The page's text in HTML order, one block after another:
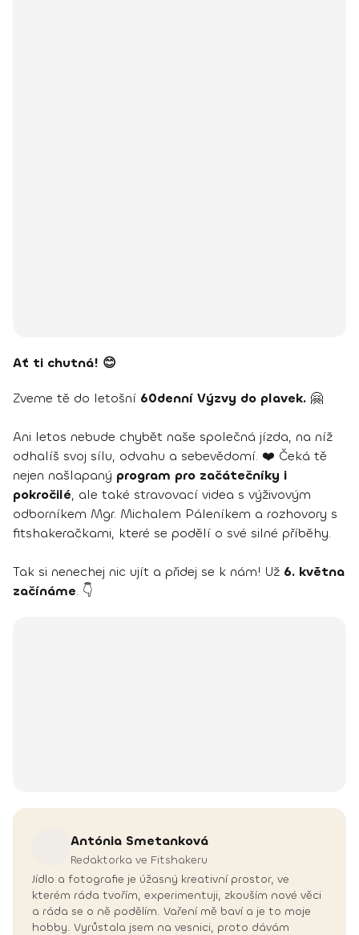
Ať ti chutná! 😊
Zveme tě do letošní 60denní Výzvy do plavek. 🤗
Ani letos nebude chybět naše společná jízda, na níž
odhalíš svoj sílu, odvahu a sebevědomí. ❤️ Čeká tě
nejen našlapaný program pro začátečníky i
pokročilé, ale také stravovací videa s výživovým
odborníkem Mgr. Michalem Páleníkem a rozhovory s
fitshakeračkami, které se podělí o své silné příběhy.
Tak si nenechej nic ujít a přidej se k nám! Už 6. května
začínáme. 👇
Antónia Smetanková
Redaktorka ve Fitshakeru
Jídlo a fotografie je úžasný kreativní prostor, ve
kterém ráda tvořím, experimentuji, zkouším nové věci
a ráda se o ně podělím. Vaření mě baví a je to moje
hobby. Vyrůstala jsem na vesnici, proto dávám